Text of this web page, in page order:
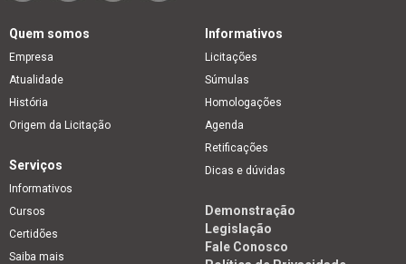
Quem somos
Empresa
Atualidade
História
Origem da Licitação
Informativos
Licitações
Súmulas
Homologações
Agenda
Retificações
Dicas e dúvidas
Serviços
Informativos
Cursos
Certidões
Saiba mais
Demonstração
Legislação
Fale Conosco